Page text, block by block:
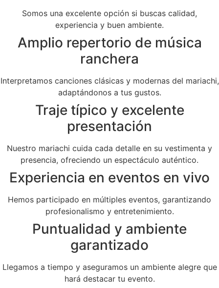
Somos una excelente opción si buscas calidad,
experiencia y buen ambiente.
Amplio repertorio de música
ranchera
Interpretamos canciones clásicas y modernas del mariachi,
adaptándonos a tus gustos.
Traje típico y excelente
presentación
Nuestro mariachi cuida cada detalle en su vestimenta y
presencia, ofreciendo un espectáculo auténtico.
Experiencia en eventos en vivo
Hemos participado en múltiples eventos, garantizando
profesionalismo y entretenimiento.
Puntualidad y ambiente
garantizado
Llegamos a tiempo y aseguramos un ambiente alegre que
hará destacar tu evento.